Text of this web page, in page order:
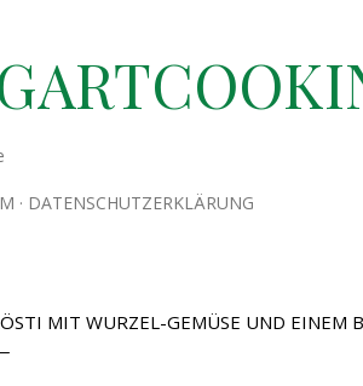
DATENSCHUTZERKLÄRUNG
MIT WURZEL-GEMÜSE UND EINEM